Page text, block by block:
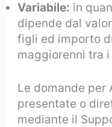
Variabile: in
dipende dal
figli ed importo
maggiorenni tra i
Le domande per
presentate o
mediante il